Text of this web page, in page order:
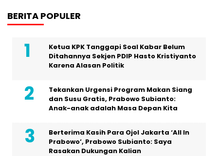
BERITA POPULER
Ketua KPK Tanggapi Soal Kabar Belum
Ditahannya Sekjen PDIP Hasto Kristiyanto
Karena Alasan Politik
Tekankan Urgensi Program Makan Siang
dan Susu Gratis, Prabowo Subianto:
Anak-anak adalah Masa Depan Kita
Berterima Kasih Para Ojol Jakarta ‘All In
Prabowo’, Prabowo Subianto: Saya
Rasakan Dukungan Kalian